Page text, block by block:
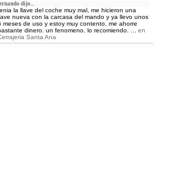
dijo...
la llave del coche muy mal, me hicieron una
nueva con la carcasa del mando y ya llevo unos
meses de uso y estoy muy contento, me ahorre
dinero. un fenomeno. lo recomiendo. ... en
Santa Ana